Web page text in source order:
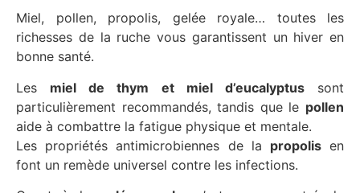
Miel, pollen, propolis, gelée royale… toutes les
richesses de la ruche vous garantissent un hiver en
bonne santé.
Les miel de thym et miel d’eucalyptussont
particulièrement recommandés, tandis que le pollen
aide à combattre la fatigue physique et mentale.
Les propriétés antimicrobiennes de la propolisen
font un remède universel contre les infections.